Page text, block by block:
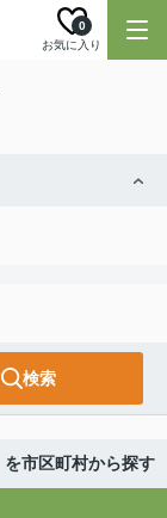
お気に入り
0
検索
を市区町村から探す